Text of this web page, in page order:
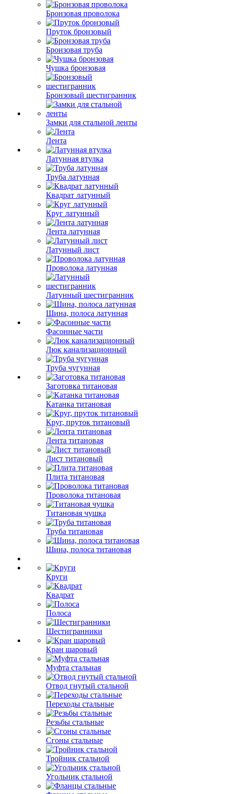
Бронзовая проволока
Пруток бронзовый
Бронзовая труба
Чушка бронзовая
Бронзовый шестигранник
Замки для стальной ленты
Лента
Латунная втулка
Труба латунная
Квадрат латунный
Круг латунный
Лента латунная
Латунный лист
Проволока латунная
Латунный шестигранник
Шина, полоса латунная
Фасонные части
Люк канализационный
Труба чугунная
Заготовка титановая
Катанка титановая
Круг, пруток титановый
Лента титановая
Лист титановый
Плита титановая
Проволока титановая
Титановая чушка
Труба титановая
Шина, полоса титановая
Круги
Квадрат
Полоса
Шестигранники
Кран шаровый
Муфта стальная
Отвод гнутый стальной
Переходы стальные
Резьбы стальные
Сгоны стальные
Тройник стальной
Угольник стальной